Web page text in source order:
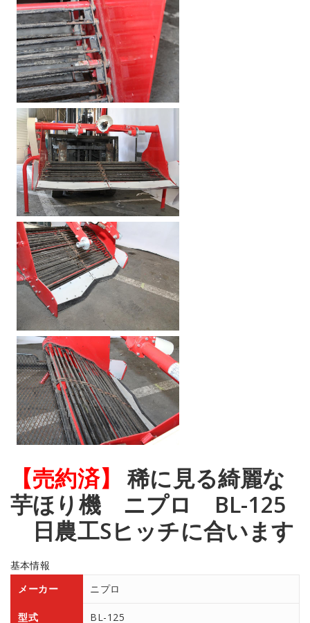
【売約済】
稀に見る綺麗な
芋ほり機 ニプロ BL-125
日農工Sヒッチに合います
基本情報
メーカー
ニプロ
型式 BL-125